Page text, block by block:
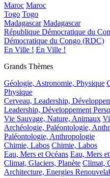
Maroc Maroc
Togo Togo
Madagascar Madagascar
République Démocratique du
Démocratique du Congo (RDC)
En Ville ! En Ville !
Grands Thèmes
Géologie, Astronomie, Physique
Physique
Cerveau, Leadership,
Leadership, Développement
Vie Sauvage, Nature, Animaux
Archéologie, Paléontologie,
Paléontologie, Anthropologie
Chimie, Labos Chimie, Labos
Eau, Mers et Océans Eau, Mers
Climat, Glaciers, Planète Climat,
Architecture, Energies